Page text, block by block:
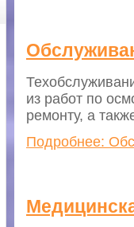
из работ по
ремонту, а
Подробнее: